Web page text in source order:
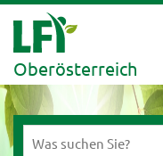
Oberösterreich